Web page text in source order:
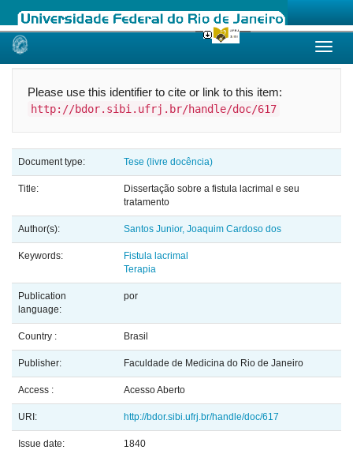
Skip
Please use this identifier to cite or link to this item:
http://bdor.sibi.ufrj.br/handle/doc/617
Document type: Tese (livre docência)
Title:
Dissertação sobre a fistula lacrimal e seu
tratamento
Author(s): Santos Junior, Joaquim Cardoso dos
Keywords:
Fistula lacrimal
Terapia
Publication
language:
por
Country : Brasil
Publisher: Faculdade de Medicina do Rio de Janeiro
Access : Acesso Aberto
URI: http://bdor.sibi.ufrj.br/handle/doc/617
Issue date: 1840